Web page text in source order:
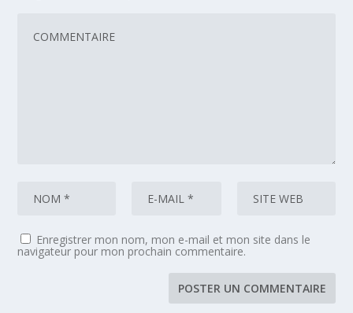
Enregistrer mon nom, mon e-mail et mon site dans le
navigateur pour mon prochain commentaire.